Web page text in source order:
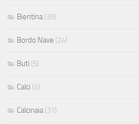
Bientina (39)
Bordo Nave (24)
Buti (5)
Calci (5)
Calcinaia (31)